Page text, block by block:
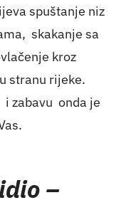
spuštanje niz
skakanje sa
kroz
stranu rijeke.
zabavu onda je
–